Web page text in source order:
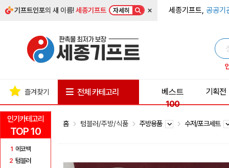
기프트인포의 새 이름!세종기프트 자세히 × 세종기프트, 공공기
인기카테고리
TOP 10
1 에코백
2 텀블러
즐겨찾기 전체 카테고리
베스트
100
기획전
홈 텀블러/주방/식품 주방용품 수저/포크세트